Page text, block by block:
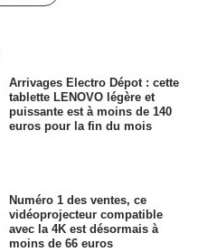
Arrivages Electro Dépot : cette
tablette LENOVO légère et
puissante est à moins de 140
euros pour la fin du mois
Numéro 1 des ventes, ce
vidéoprojecteur compatible
avec la 4K est désormais à
moins de 66 euros